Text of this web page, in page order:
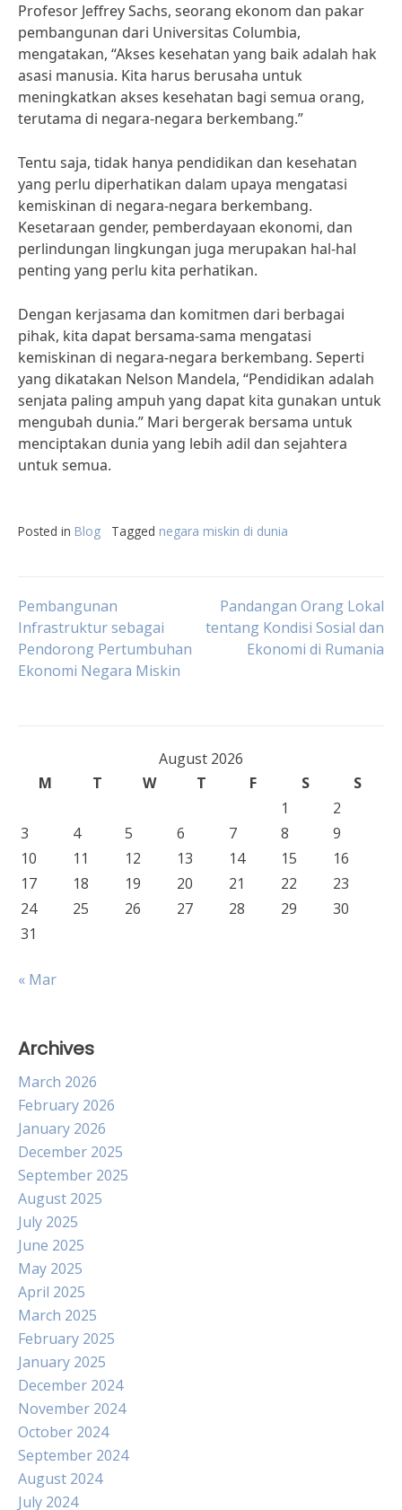
Profesor Jeffrey Sachs, seorang ekonom dan pakar
pembangunan dari Universitas Columbia,
mengatakan, “Akses kesehatan yang baik adalah hak
asasi manusia. Kita harus berusaha untuk
meningkatkan akses kesehatan bagi semua orang,
terutama di negara-negara berkembang.”
Tentu saja, tidak hanya pendidikan dan kesehatan
yang perlu diperhatikan dalam upaya mengatasi
kemiskinan di negara-negara berkembang.
Kesetaraan gender, pemberdayaan ekonomi, dan
perlindungan lingkungan juga merupakan hal-hal
penting yang perlu kita perhatikan.
Dengan kerjasama dan komitmen dari berbagai
pihak, kita dapat bersama-sama mengatasi
kemiskinan di negara-negara berkembang. Seperti
yang dikatakan Nelson Mandela, “Pendidikan adalah
senjata paling ampuh yang dapat kita gunakan untuk
mengubah dunia.” Mari bergerak bersama untuk
menciptakan dunia yang lebih adil dan sejahtera
untuk semua.
Posted in Blog Tagged negara miskin di dunia
Post
navigation
Pembangunan
Infrastruktur sebagai
Pendorong Pertumbuhan
Ekonomi Negara Miskin
Pandangan Orang Lokal
tentang Kondisi Sosial dan
Ekonomi di Rumania
August 2026
M
T W T F S
S
1
2
3
4 5 6 7 8
9
10
11 12 13 14 15
16
17
18 19 20 21 22
23
24
25 26 27 28 29
30
31
« Mar
Archives
March 2026
February 2026
January 2026
December 2025
September 2025
August 2025
July 2025
June 2025
May 2025
April 2025
March 2025
February 2025
January 2025
December 2024
November 2024
October 2024
September 2024
August 2024
July 2024